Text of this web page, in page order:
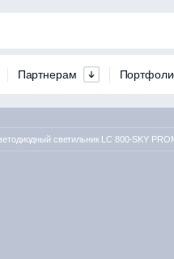
Партнерам
светильник LC 800-SKY